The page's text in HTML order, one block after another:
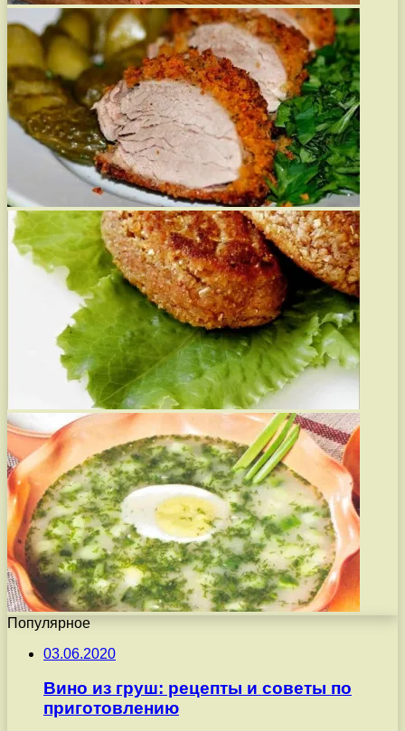
Популярное
03.06.2020
Вино из груш: рецепты и советы по
приготовлению